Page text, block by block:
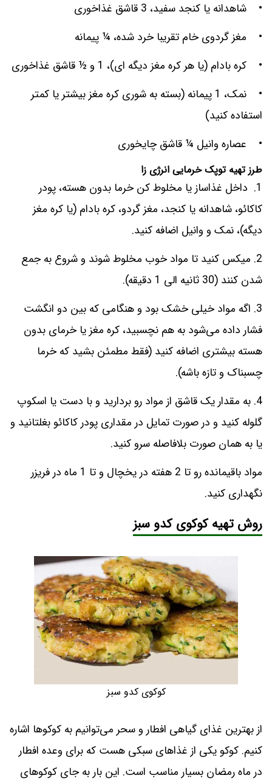
• شاهدانه یا کنجد سفید، 3 قاشق غذاخوری
• مغز گردوی خام تقریبا خرد شده، ¼ پیمانه
• کره بادام (یا هر کره مغز دیگه ای)، 1 و ½ قاشق غذاخوری
• نمک، 1 پیمانه (بسته به شوری کره مغز بیشتر یا کمتر
استفاده کنید)
• عصاره وانیل ¼ قاشق چایخوری
طرز تهیه توپک خرمایی انرژی زا
1. داخل غذاساز یا مخلوط کن خرما بدون هسته، پودر
کاکائو، شاهدانه یا کنجد، مغز گردو، کره بادام (یا کره مغز
دیگه)، نمک و وانیل اضافه کنید.
2. میکس کنید تا مواد خوب مخلوط شوند و شروع به جمع
شدن کنند (30 ثانیه الی 1 دقیقه).
3. اگه مواد خیلی خشک بود و هنگامی که بین دو انگشت
فشار داده می‌شود به هم نچسبید، کره مغز یا خرمای بدون
هسته بیشتری اضافه کنید (فقط مطمئن بشید که خرما
چسبناک و تازه باشه).
4. به مقدار یک قاشق از مواد رو بردارید و با دست یا اسکوپ
گلوله کنید و در صورت تمایل در مقداری پودر کاکائو بغلتانید و
یا به همان صورت بلافاصله سرو کنید.
مواد باقیمانده رو تا 2 هفته در یخچال و تا 1 ماه در فریزر
نگهداری کنید.
روش تهیه کوکوی کدو سبز
کوکوی کدو سبز
از بهترین غذای گیاهی افطار و سحر می‌توانیم به کوکوها اشاره
کنیم. کوکو یکی از غذاهای سبکی هست که برای وعده افطار
در ماه رمضان بسیار مناسب است. این بار به جای کوکوهای